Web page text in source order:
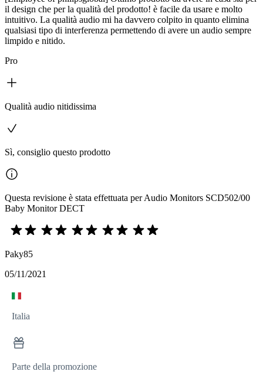
il design che per la qualità del prodotto! è facile da usare e molto
intuitivo. La qualità audio mi ha davvero colpito in quanto elimina
qualsiasi tipo di interferenza permettendo di avere un audio sempre
limpido e nitido.
Pro
Qualità audio nitidissima
Sì, consiglio questo prodotto
Questa revisione è stata effettuata per Audio Monitors SCD502/00
Baby Monitor DECT
Paky85
05/11/2021
Italia
Parte della promozione